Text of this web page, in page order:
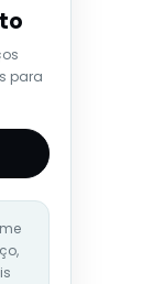
para